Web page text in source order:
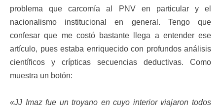
problema que carcomía al PNV en particular y el
nacionalismo institucional en general. Tengo que
confesar que me costó bastante llega a entender ese
artículo, pues estaba enriquecido con profundos análisis
científicos y crípticas secuencias deductivas. Como
muestra un botón:
«JJ Imaz fue un troyano en cuyo interior viajaron todos